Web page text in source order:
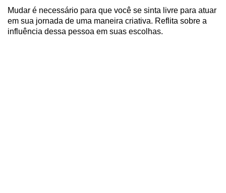
Mudar é necessário para que você se sinta livre para atuar
em sua jornada de uma maneira criativa. Reflita sobre a
influência dessa pessoa em suas escolhas.